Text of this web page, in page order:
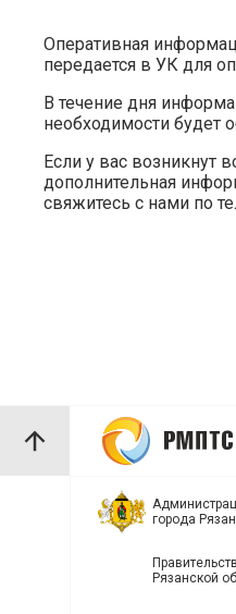
Оперативная
передается в УК для
В течение дня
необходимости будет
Если у вас возникнут
дополнительная
свяжитесь с нами по
города
Рязанской